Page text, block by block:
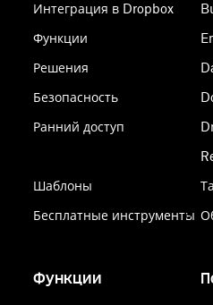
Интеграция в Dropbox
Функции
Решения
Безопасность
Ранний доступ
Шаблоны
Бесплатные инструменты
Функции